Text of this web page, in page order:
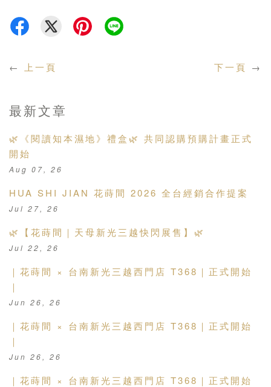
← 上一頁 下一頁 →
最新文章
🌿《閱讀知本濕地》禮盒🌿 共同認購預購計畫正式
開始
Aug 07, 26
HUA SHI JIAN 花蒔間 2026 全台經銷合作提案
Jul 27, 26
🌿【花蒔間｜天母新光三越快閃展售】🌿
Jul 22, 26
｜花蒔間 × 台南新光三越西門店 T368｜正式開始
｜
Jun 26, 26
｜花蒔間 × 台南新光三越西門店 T368｜正式開始
｜
Jun 26, 26
｜花蒔間 × 台南新光三越西門店 T368｜正式開始